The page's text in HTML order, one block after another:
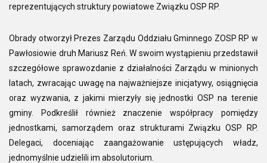
reprezentujących struktury powiatowe Związku OSP RP.
Obrady otworzył Prezes Zarządu Oddziału Gminnego ZOSP RP w
Pawłosiowie druh Mariusz Reń. W swoim wystąpieniu przedstawił
szczegółowe sprawozdanie z działalności Zarządu w minionych
latach, zwracając uwagę na najważniejsze inicjatywy, osiągnięcia
oraz wyzwania, z jakimi mierzyły się jednostki OSP na terenie
gminy. Podkreślił również znaczenie współpracy pomiędzy
jednostkami, samorządem oraz strukturami Związku OSP RP.
Delegaci, doceniając zaangażowanie ustępujących władz,
jednomyślnie udzielili im absolutorium.